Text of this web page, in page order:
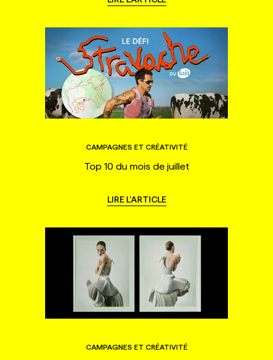
CAMPAGNES ET CRÉATIVITÉ
Top 10 du mois de juillet
LIRE L'ARTICLE
CAMPAGNES ET CRÉATIVITÉ